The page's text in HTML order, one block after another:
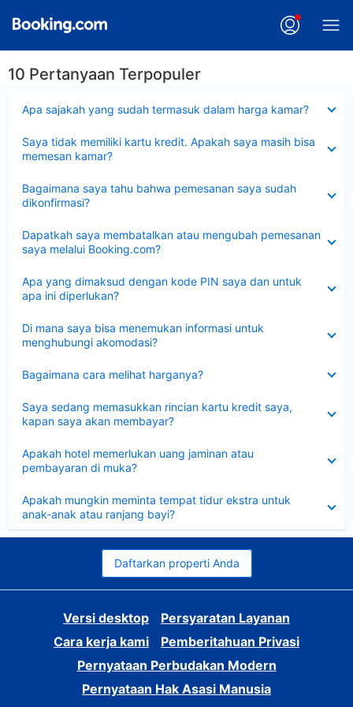
10 Pertanyaan Terpopuler
Apa sajakah yang sudah termasuk dalam harga kamar?
Saya tidak memiliki kartu kredit. Apakah saya masih bisa
memesan kamar?
Bagaimana saya tahu bahwa pemesanan saya sudah
dikonfirmasi?
Dapatkah saya membatalkan atau mengubah pemesanan
saya melalui Booking.com?
Apa yang dimaksud dengan kode PIN saya dan untuk
apa ini diperlukan?
Di mana saya bisa menemukan informasi untuk
menghubungi akomodasi?
Bagaimana cara melihat harganya?
Saya sedang memasukkan rincian kartu kredit saya,
kapan saya akan membayar?
Apakah hotel memerlukan uang jaminan atau
pembayaran di muka?
Apakah mungkin meminta tempat tidur ekstra untuk
anak-anak atau ranjang bayi?
Daftarkan properti Anda
Versi desktop
Persyaratan Layanan
Cara kerja kami
Pemberitahuan Privasi
Pernyataan Perbudakan Modern
Pernyataan Hak Asasi Manusia